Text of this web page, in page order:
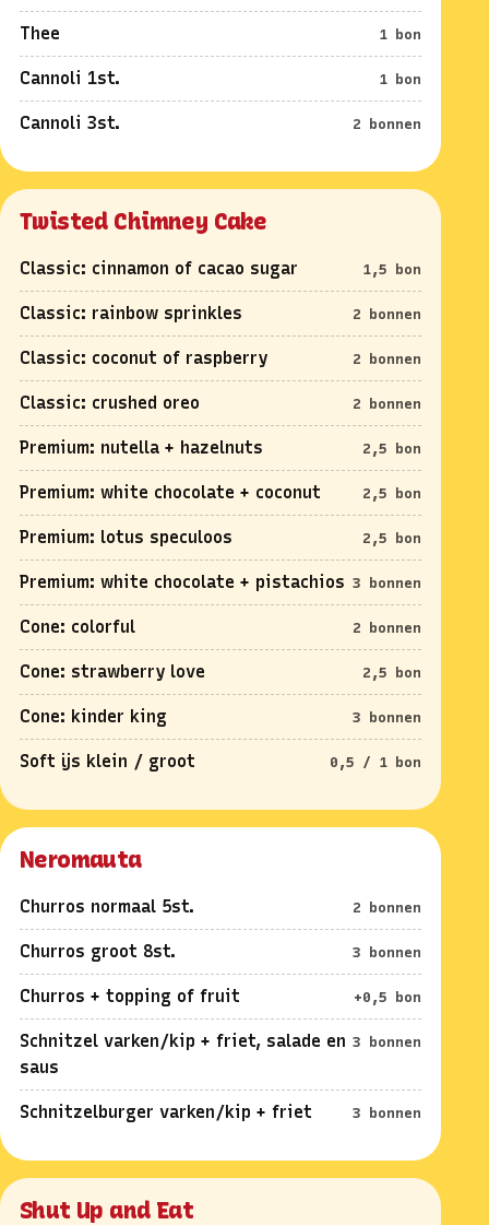
Thee 1 bon
Cannoli 1st. 1 bon
Cannoli 3st. 2 bonnen
Twisted Chimney Cake
Classic: cinnamon of cacao sugar 1,5 bon
Classic: rainbow sprinkles 2 bonnen
Classic: coconut of raspberry 2 bonnen
Classic: crushed oreo 2 bonnen
Premium: nutella + hazelnuts 2,5 bon
Premium: white chocolate + coconut 2,5 bon
Premium: lotus speculoos 2,5 bon
Premium: white chocolate + pistachios 3 bonnen
Cone: colorful 2 bonnen
Cone: strawberry love 2,5 bon
Cone: kinder king 3 bonnen
Soft ijs klein / groot 0,5 / 1 bon
Neromauta
Churros normaal 5st. 2 bonnen
Churros groot 8st. 3 bonnen
Churros + topping of fruit +0,5 bon
Schnitzel varken/kip + friet, salade en
saus
3 bonnen
Schnitzelburger varken/kip + friet 3 bonnen
Shut Up and Eat